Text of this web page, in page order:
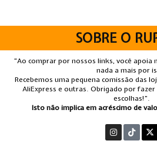
SOBRE O
“Ao comprar por nossos links, você
nada a mais por
Recebemos uma pequena comissão das
AliExpress e outras. Obrigado por
escolhas!”.
Isto não implica em acréscimo de